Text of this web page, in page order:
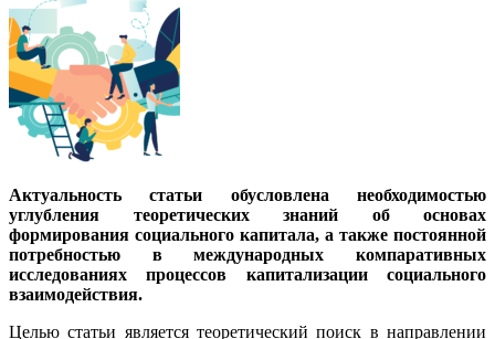
Актуальность статьи обусловлена необходимостью
углубления теоретических знаний об основах
формирования социального капитала, а также постоянной
потребностью в международных компаративных
исследованиях процессов капитализации социального
взаимодействия.
Целью статьи является теоретический поиск в направлении